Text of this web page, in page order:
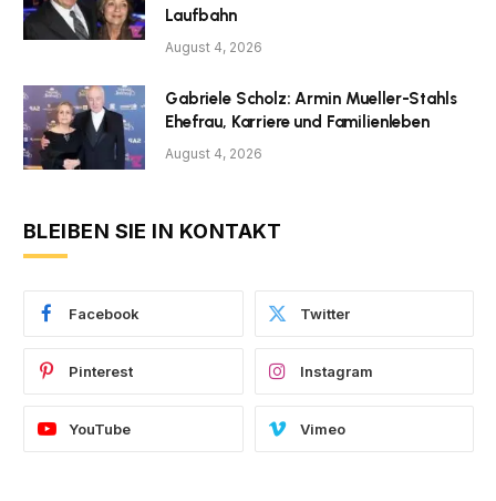
Laufbahn
August 4, 2026
Gabriele Scholz: Armin Mueller-Stahls
Ehefrau, Karriere und Familienleben
August 4, 2026
BLEIBEN SIE IN KONTAKT
Facebook Twitter
Pinterest Instagram
YouTube Vimeo